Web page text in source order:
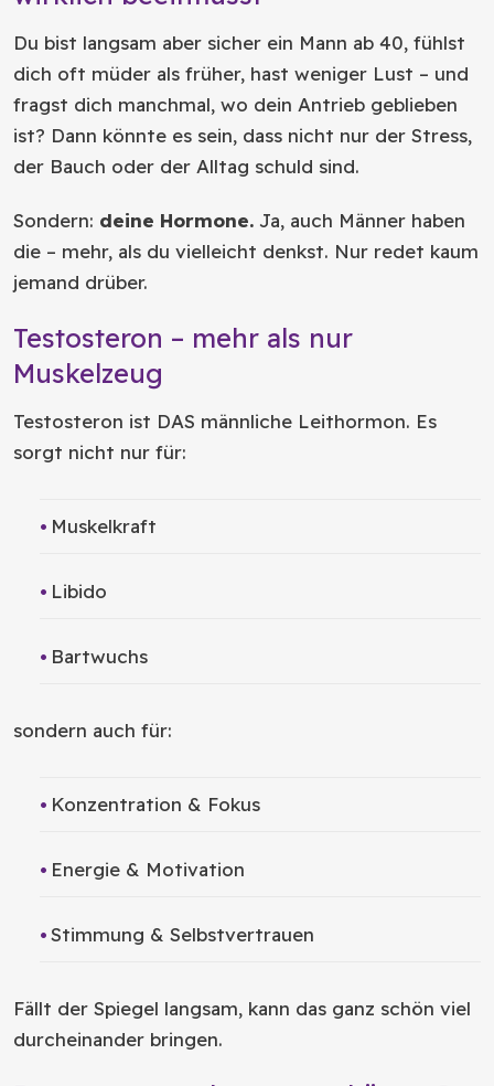
Du bist langsam aber sicher ein Mann ab 40, fühlst
dich oft müder als früher, hast weniger Lust – und
fragst dich manchmal, wo dein Antrieb geblieben
ist? Dann könnte es sein, dass nicht nur der Stress,
der Bauch oder der Alltag schuld sind.
Sondern: deine Hormone. Ja, auch Männer haben
die – mehr, als du vielleicht denkst. Nur redet kaum
jemand drüber.
Testosteron – mehr als nur
Muskelzeug
Testosteron ist DAS männliche Leithormon. Es
sorgt nicht nur für:
Muskelkraft
Libido
Bartwuchs
sondern auch für:
Konzentration & Fokus
Energie & Motivation
Stimmung & Selbstvertrauen
Fällt der Spiegel langsam, kann das ganz schön viel
durcheinander bringen.